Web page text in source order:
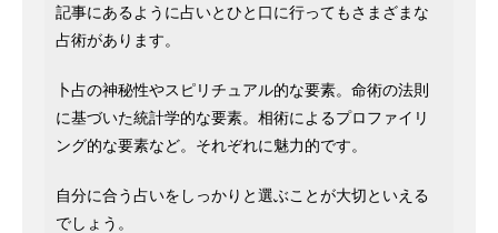
記事にあるように占いとひと口に行ってもさまざまな
占術があります。
卜占の神秘性やスピリチュアル的な要素。命術の法則
に基づいた統計学的な要素。相術によるプロファイリ
ング的な要素など。それぞれに魅力的です。
自分に合う占いをしっかりと選ぶことが大切といえる
でしょう。